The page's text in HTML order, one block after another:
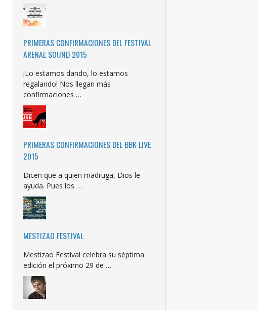
PRIMERAS CONFIRMACIONES DEL FESTIVAL
ARENAL SOUND 2015
¡Lo estamos dando, lo estamos
regalando! Nos llegan más
confirmaciones …
PRIMERAS CONFIRMACIONES DEL BBK LIVE
2015
Dicen que a quien madruga, Dios le
ayuda. Pues los …
MESTIZAO FESTIVAL
Mestizao Festival celebra su séptima
edición el próximo 29 de …